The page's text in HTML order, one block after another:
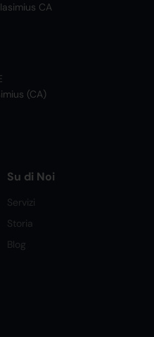
CA
(CA)
Su di Noi
Servizi
Storia
Blog